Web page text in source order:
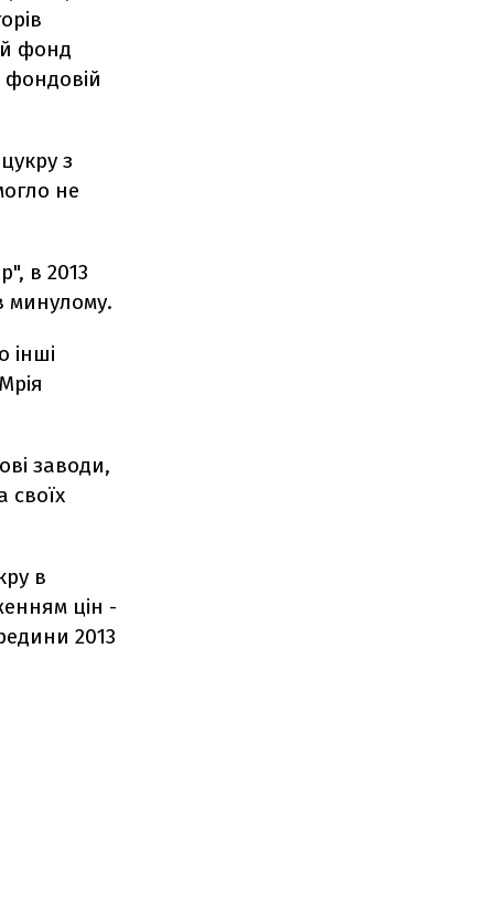
фонд
фондовій
з
не
в 2013
минулому.
інші
заводи,
своїх
в
цін -
2013